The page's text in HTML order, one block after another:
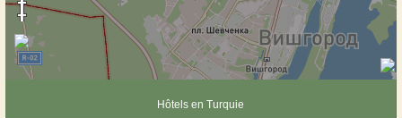
Hôtels en Turquie